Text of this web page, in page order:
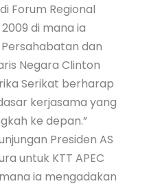
Forum Regional
di mana ia
dan
Negara Clinton
Serikat berharap
kerjasama yang
ke depan.”
Presiden AS
untuk KTT APEC
ia mengadakan